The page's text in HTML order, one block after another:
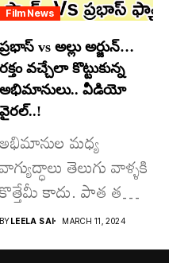
Film News
ప్రభాస్ vs అల్లు అర్జున్…
రక్తం వచ్చేలా కొట్టుకున్న
అభిమానులు.. వీడియో
వైరల్..!
అభిమానుల మధ్య
వాగ్యుద్ధాలు తెలుగు వాళ్ళకి
కొత్తేమీ కాదు. పాత తరం
నటుల నుంచి నేటి...
BY LEELA SAI MARCH 11, 2024